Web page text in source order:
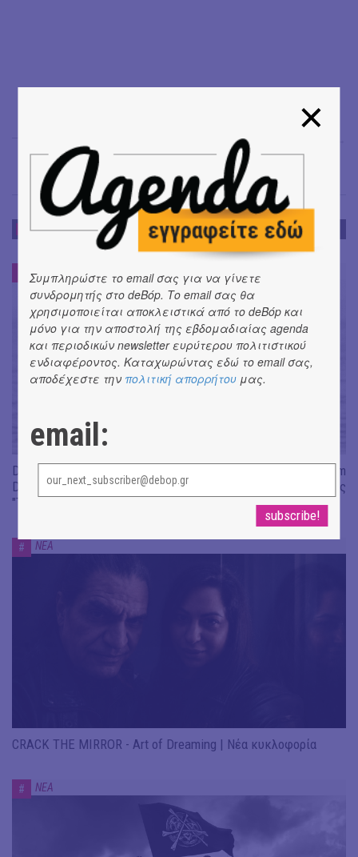
Μαρία Σπανουδάκη
ΝΕΑ
ΝΕΑ
Don't Let Me Be Misunderstood | Alexandros Livitsanos, Willem
Dafoe, Czech Studio Orchestra | Από το soundtrack της ταινίας
"The Birthday Party"
# ΝΕΑ
CRACK THE MIRROR - Art of Dreaming | Νέα κυκλοφορία
# ΝΕΑ
Συμπληρώστε το email σας για να γίνετε
συνδρομητής στο deBόp. Το email σας θα
χρησιμοποιείται αποκλειστικά από το deBόp και
μόνο για την αποστολή της εβδομαδιαίας agenda
και περιοδικών newsletter ευρύτερου πολιτιστικού
ενδιαφέροντος. Καταχωρώντας εδώ το email σας,
αποδέχεστε την πολιτική απορρήτου μας.
email: